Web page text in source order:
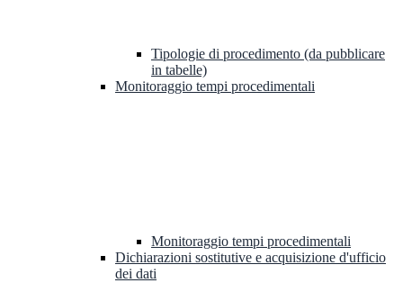
Tipologie di procedimento (da pubblicare
in tabelle)
Monitoraggio tempi procedimentali
Monitoraggio tempi procedimentali
Dichiarazioni sostitutive e acquisizione d'ufficio
dei dati